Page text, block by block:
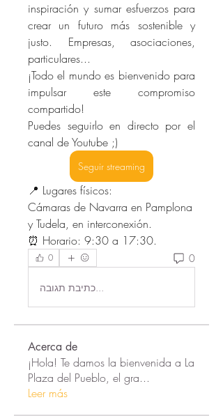
inspiración y sumar esfuerzos para
crear un futuro más sostenible y
justo. Empresas, asociaciones,
particulares...
¡Todo el mundo es bienvenido para
impulsar este compromiso
compartido!
Puedes seguirlo en directo por el
canal de Youtube ;)
Seguir streaming
📍 Lugares físicos:
Cámaras de Navarra en Pamplona
y Tudela, en interconexión.
⏰ Horario: 9:30 a 17:30.
0 0
Acerca de
¡Hola! Te damos la bienvenida a La
Plaza del Pueblo, el gra...
Leer más